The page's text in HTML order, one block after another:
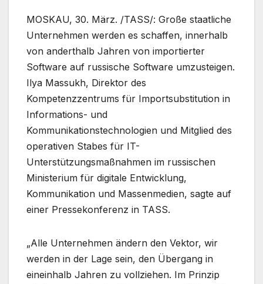
MOSKAU, 30. März. /TASS/: Große staatliche
Unternehmen werden es schaffen, innerhalb
von anderthalb Jahren von importierter
Software auf russische Software umzusteigen.
Ilya Massukh, Direktor des
Kompetenzzentrums für Importsubstitution in
Informations- und
Kommunikationstechnologien und Mitglied des
operativen Stabes für IT-
Unterstützungsmaßnahmen im russischen
Ministerium für digitale Entwicklung,
Kommunikation und Massenmedien, sagte auf
einer Pressekonferenz in TASS.
„Alle Unternehmen ändern den Vektor, wir
werden in der Lage sein, den Übergang in
eineinhalb Jahren zu vollziehen. Im Prinzip